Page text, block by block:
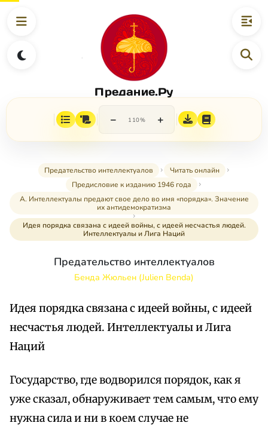
Предание.Ру
− 110% +
Предательство интеллектуалов
Читать онлайн
Предисловие к изданию 1946 года
А. Интеллектуалы предают свое дело во имя «порядка». Значение
их антидемократизма
Идея порядка связана с идеей войны, с идеей несчастья людей.
Интеллектуалы и Лига Наций
Предательство интеллектуалов
Бенда Жюльен (Julien Benda)
Идея порядка связана с идеей войны, с идеей
несчастья людей. Интеллектуалы и Лига
Наций
Государство, где водворился порядок, как я
уже сказал, обнаруживает тем самым, что ему
нужна сила и ни в коем случае не